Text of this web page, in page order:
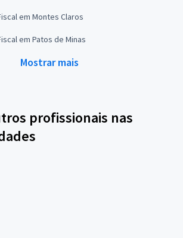
em Montes Claros
em Patos de Minas
Mostrar mais
profissionais nas